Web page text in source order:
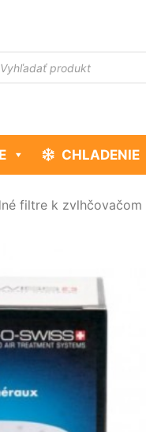
CHLADENIE
filtre k zvlhčovačom